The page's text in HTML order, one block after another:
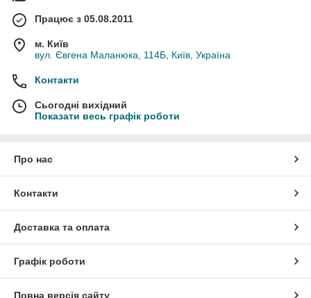
Працює з 05.08.2011
м. Київ
вул. Євгена Маланюка, 114Б, Київ, Україна
Контакти
Сьогодні вихідний
Показати весь графік роботи
Про нас
Контакти
Доставка та оплата
Графік роботи
Повна версія сайту